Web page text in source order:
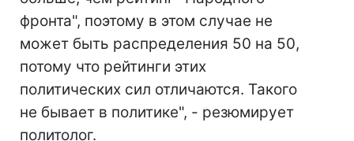
фронта", поэтому в этом случае не
может быть распределения 50 на 50,
потому что рейтинги этих
политических сил отличаются. Такого
не бывает в политике", - резюмирует
политолог.